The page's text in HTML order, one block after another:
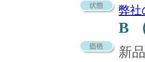
弊社
B
新